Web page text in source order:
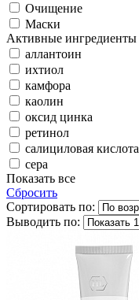
Очищение
Маски
Активные ингредиенты
аллантоин
ихтиол
камфора
каолин
оксид цинка
ретинол
салициловая кислота
сера
Показать все
Сбросить
Сортировать по:
Выводить по: